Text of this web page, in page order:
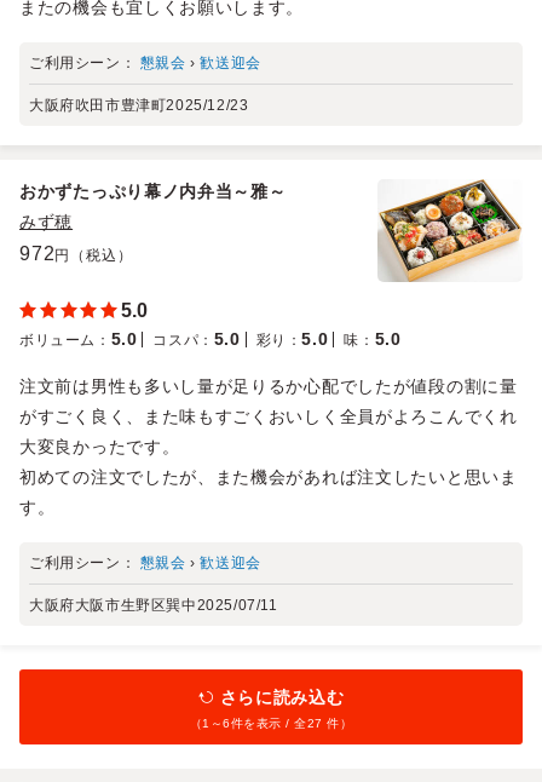
またの機会も宜しくお願いします。
ご利用シーン： 懇親会 ›歓送迎会
大阪府吹田市豊津町2025/12/23
おかずたっぷり幕ノ内弁当～雅～
みず穂
972 円（税込）
5.0
ボリューム ： 5.0 コスパ ： 5.0 彩り ：5.0 味 ： 5.0
注文前は男性も多いし量が足りるか心配でしたが値段の割に量
がすごく良く、また味もすごくおいしく全員がよろこんでくれ
大変良かったです。
初めての注文でしたが、また機会があれば注文したいと思いま
す。
ご利用シーン： 懇親会 ›歓送迎会
大阪府大阪市生野区巽中2025/07/11
さらに読み込む
（1～6 件を表示 / 全27 件）